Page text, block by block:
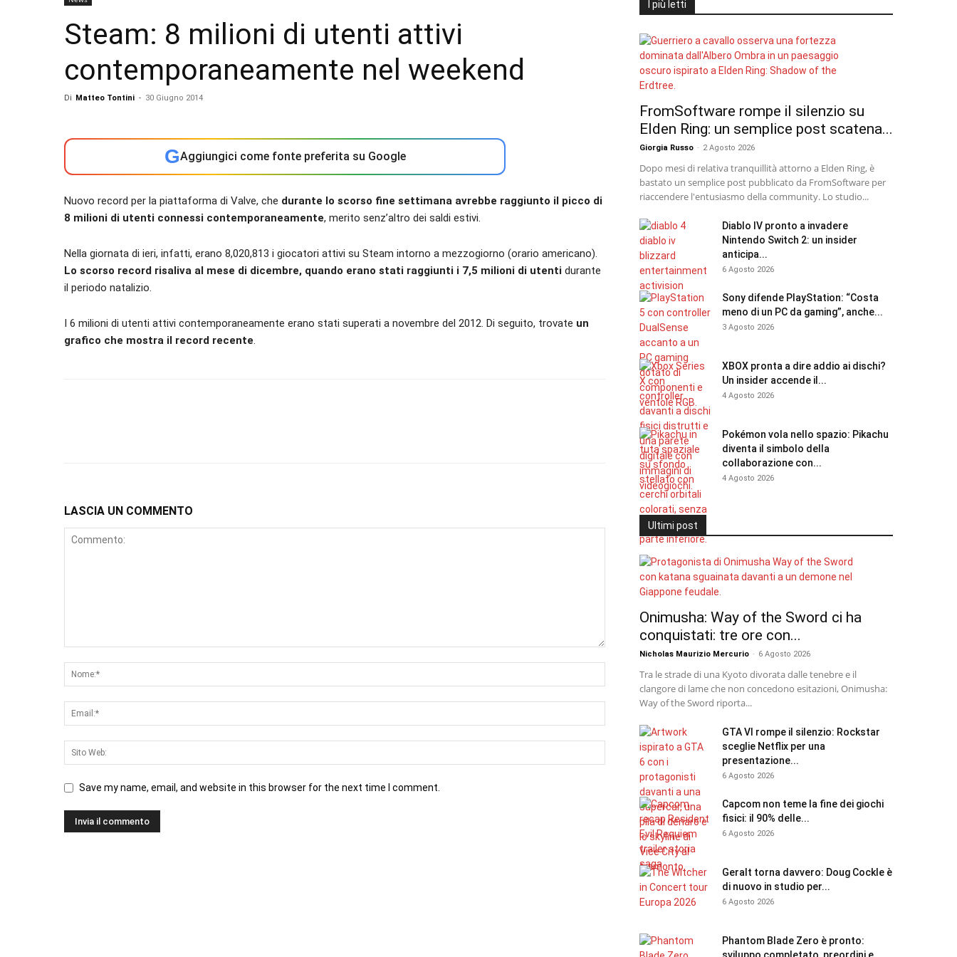
Steam: 8 milioni di utenti attivi
contemporaneamente nel weekend
Di Matteo Tontini - 30 Giugno 2014
GAggiungici come fonte preferita su Google
Nuovo record per la piattaforma di Valve, che durante lo scorso fine settimana avrebbe raggiunto il picco di
8 milioni di utenti connessi contemporaneamente, merito senz’altro dei saldi estivi.
Nella giornata di ieri, infatti, erano 8,020,813 i giocatori attivi su Steam intorno a mezzogiorno (orario americano).
Lo scorso record risaliva al mese di dicembre, quando erano stati raggiunti i 7,5 milioni di utenti durante
il periodo natalizio.
I 6 milioni di utenti attivi contemporaneamente erano stati superati a novembre del 2012. Di seguito, trovate un
grafico che mostra il record recente.
LASCIA UN COMMENTO
Save my name, email, and website in this browser for the next time I comment.
I più letti
FromSoftware rompe il silenzio su
Elden Ring: un semplice post scatena...
Giorgia Russo - 2 Agosto 2026
Dopo mesi di relativa tranquillità attorno a Elden Ring, è
bastato un semplice post pubblicato da FromSoftware per
riaccendere l'entusiasmo della community. Lo studio...
Diablo IV pronto a invadere
Nintendo Switch 2: un insider
anticipa...
6 Agosto 2026
Sony difende PlayStation: “Costa
meno di un PC da gaming”, anche...
3 Agosto 2026
XBOX pronta a dire addio ai dischi?
Un insider accende il...
4 Agosto 2026
Pokémon vola nello spazio: Pikachu
diventa il simbolo della
collaborazione con...
4 Agosto 2026
Ultimi post
Onimusha: Way of the Sword ci ha
conquistati: tre ore con...
Nicholas Maurizio Mercurio - 6 Agosto 2026
Tra le strade di una Kyoto divorata dalle tenebre e il
clangore di lame che non concedono esitazioni, Onimusha:
Way of the Sword riporta...
GTA VI rompe il silenzio: Rockstar
sceglie Netflix per una
presentazione...
6 Agosto 2026
Capcom non teme la fine dei giochi
fisici: il 90% delle...
6 Agosto 2026
Geralt torna davvero: Doug Cockle è
di nuovo in studio per...
6 Agosto 2026
Phantom Blade Zero è pronto: